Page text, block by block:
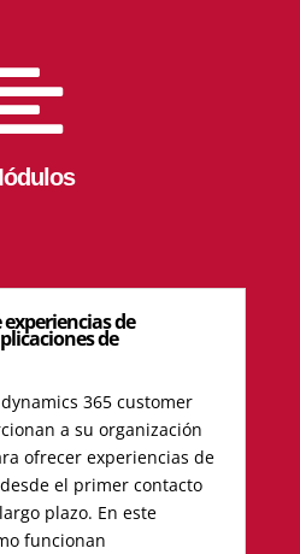
de
de
365 customer
a su organización
ofrecer experiencias de
el primer contacto
plazo. En este
funcionan